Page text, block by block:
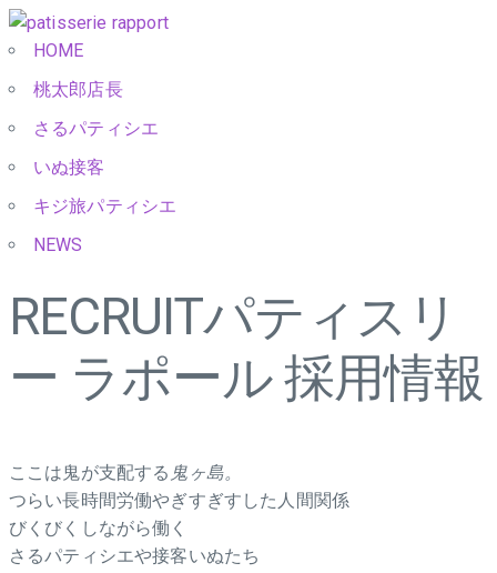
HOME
桃太郎店長
さるパティシエ
いぬ接客
キジ旅パティシエ
NEWS
RECRUITパティスリ
ー ラポール 採用情報
ここは鬼が支配する 鬼ヶ島。
つらい長時間労働やぎすぎすした人間関係
びくびくしながら働く
さるパティシエや接客いぬたち